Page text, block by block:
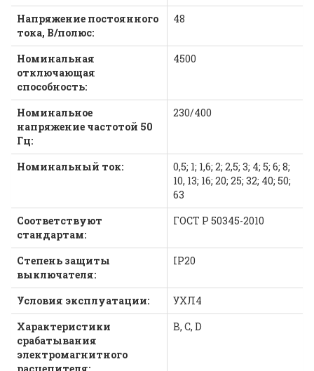
Напряжение постоянного
тока, В/полюс:
48
Номинальная
отключающая
способность:
4500
Номинальное
напряжение частотой 50
Гц:
230/400
Номинальный ток:
0,5; 1; 1,6; 2; 2,5; 3; 4; 5; 6; 8;
10, 13; 16; 20; 25; 32; 40; 50;
63
Соответствуют
стандартам:
ГОСТ Р 50345-2010
Степень защиты
выключателя:
IP20
Условия эксплуатации:
УХЛ4
Характеристики
срабатывания
электромагнитного
В, С, D